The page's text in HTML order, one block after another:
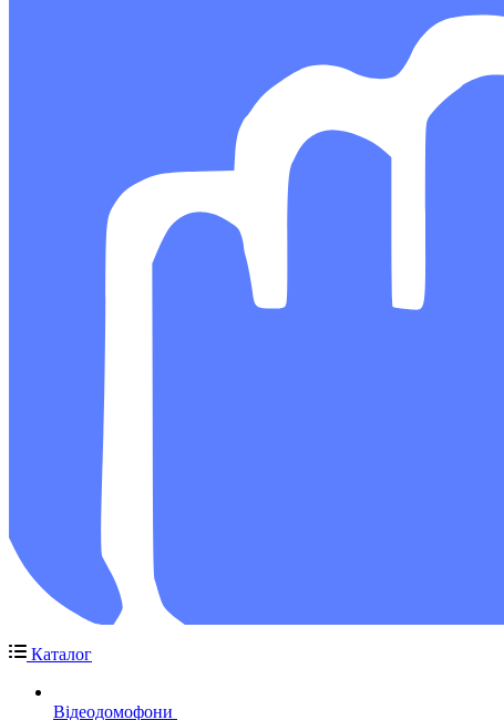
Каталог
Відеодомофони